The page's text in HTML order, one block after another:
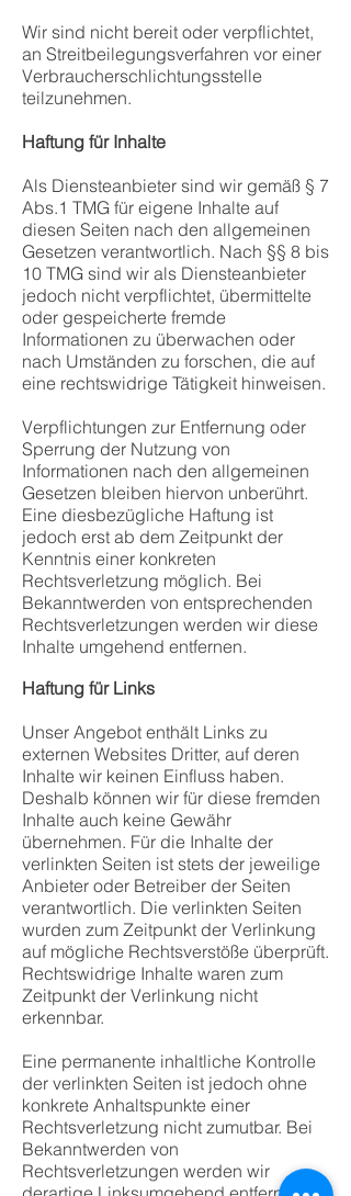
Wir sind nicht bereit oder verpflichtet,
an Streitbeilegungsverfahren vor einer
Verbraucherschlichtungsstelle
teilzunehmen.
Haftung für Inhalte
Als Diensteanbieter sind wir gemäß § 7
Abs.1 TMG für eigene Inhalte auf
diesen Seiten nach den allgemeinen
Gesetzen verantwortlich. Nach §§ 8 bis
10 TMG sind wir als Diensteanbieter
jedoch nicht verpflichtet, übermittelte
oder gespeicherte fremde
Informationen zu überwachen oder
nach Umständen zu forschen, die auf
eine rechtswidrige Tätigkeit hinweisen.
Verpflichtungen zur Entfernung oder
Sperrung der Nutzung von
Informationen nach den allgemeinen
Gesetzen bleiben hiervon unberührt.
Eine diesbezügliche Haftung ist
jedoch erst ab dem Zeitpunkt der
Kenntnis einer konkreten
Rechtsverletzung möglich. Bei
Bekanntwerden von entsprechenden
Rechtsverletzungen werden wir diese
Inhalte umgehend entfernen.
Haftung für Links
Unser Angebot enthält Links zu
externen Websites Dritter, auf deren
Inhalte wir keinen Einfluss haben.
Deshalb können wir für diese fremden
Inhalte auch keine Gewähr
übernehmen. Für die Inhalte der
verlinkten Seiten ist stets der jeweilige
Anbieter oder Betreiber der Seiten
verantwortlich. Die verlinkten Seiten
wurden zum Zeitpunkt der Verlinkung
auf mögliche Rechtsverstöße überprüft.
Rechtswidrige Inhalte waren zum
Zeitpunkt der Verlinkung nicht
erkennbar.
Eine permanente inhaltliche Kontrolle
der verlinkten Seiten ist jedoch ohne
konkrete Anhaltspunkte einer
Rechtsverletzung nicht zumutbar. Bei
Bekanntwerden von
Rechtsverletzungen werden wir